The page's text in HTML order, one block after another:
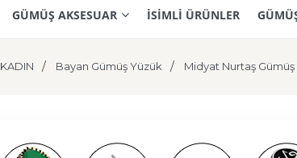
GÜMÜŞ AKSESUAR İSİMLİ ÜRÜNLER
KADIN Bayan Gümüş Yüzük Midyat Nurtaş Gümüş